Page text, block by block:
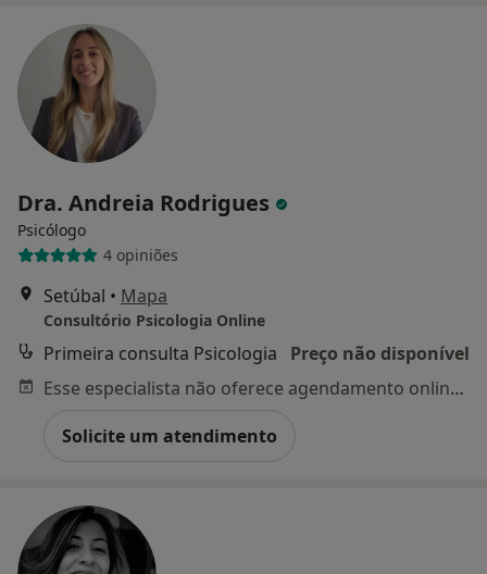
Dra. Andreia Rodrigues
Psicólogo
4 opiniões
Setúbal • Mapa
Consultório Psicologia Online
Primeira consulta Psicologia
Preço não disponível
Esse especialista não oferece agendamento online para esse endereço.
Solicite um atendimento